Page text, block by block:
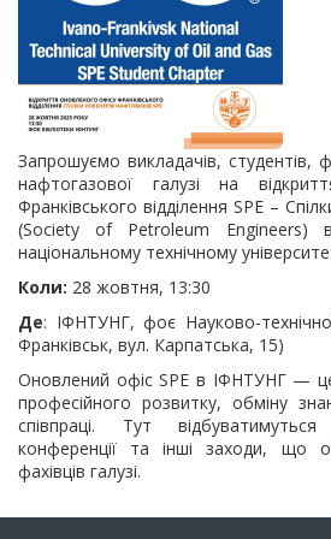
Запрошуємо викладачів, студентів,
нафтогазової галузі на
Франківського відділення SPE –
(Society of Petroleum Engineers) в
національному технічному
Коли: 28 жовтня, 13:30
Де: ІФНТУНГ, фоє Науково-
Франківськ, вул. Карпатська, 15)
Оновлений офіс SPE в ІФНТУНГ —
професійного розвитку, обміну
співпраці. Тут
конференції та інші заходи, що
фахівців галузі.